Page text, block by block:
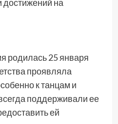
достижений на
родилась 25 января
проявляла
к танцам и
поддерживали ее
ей